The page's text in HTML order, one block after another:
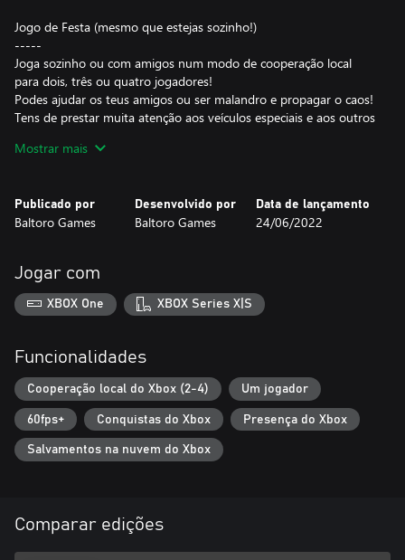
Jogo de Festa (mesmo que estejas sozinho!)
-----
Joga sozinho ou com amigos num modo de cooperação local
para dois, três ou quatro jogadores!
Podes ajudar os teus amigos ou ser malandro e propagar o caos!
Tens de prestar muita atenção aos veículos especiais e aos outros
ambulância, que não pode esperar muito tempo, e o tanque, que
Não queres jogar a campanha?
-----
quanto tempo quiseres, sem pressa e sem pontuação: és só tu e
a música. Urban Flow foi elaborado para ser uma óptima
experiência para um jogador!
Descobre vários ambientes e condições metereológicas.
Torna-te um com o fluxo: o Fluxo Urbano!
Mostrar mais
Publicado por
Baltoro Games
Desenvolvido por
Baltoro Games
Data de lançamento
24/06/2022
Jogar com
XBOX One XBOX Series X|S
Funcionalidades
Cooperação local do Xbox (2-4) Um jogador
60fps+ Conquistas do Xbox Presença do Xbox
Salvamentos na nuvem do Xbox
Comparar edições